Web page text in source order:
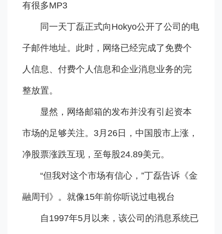
有很多MP3
同一天丁磊正式向Hokyo公开了公司的电
子邮件地址。此时，网络已经完成了免费个
人信息、付费个人信息和企业消息业务的完
整放置。
显然，网络邮箱的发布并没有引起资本
市场的足够关注。3月26日，中国股市上涨，
净股票涨跌互现，至每股24.89美元。
“但我对这个市场有信心，”丁磊告诉《金
融周刊》。就像15年前你听说过电视台
自1997年5月以来，该公司的消息系统已